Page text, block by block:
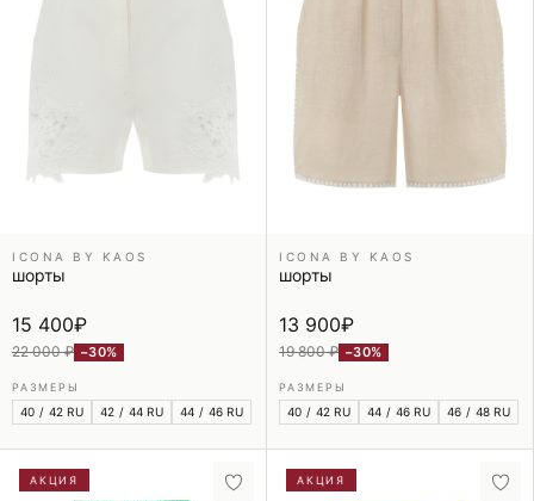
ICONA BY KAOS
шорты
15 400₽
22 000 ₽ −30%
РАЗМЕРЫ
40 / 42 RU 42 / 44 RU 44 / 46 RU
ICONA BY KAOS
шорты
13 900₽
19 800 ₽ −30%
РАЗМЕРЫ
40 / 42 RU 44 / 46 RU 46 / 48 RU
АКЦИЯ АКЦИЯ